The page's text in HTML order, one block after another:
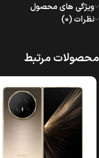
ویژگی های محصول
نظرات (0)
محصولات مرتبط